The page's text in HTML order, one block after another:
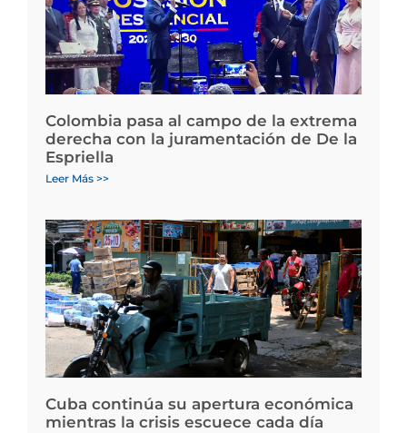
Colombia pasa al campo de la extrema
derecha con la juramentación de De la
Espriella
Leer Más >>
Cuba continúa su apertura económica
mientras la crisis escuece cada día